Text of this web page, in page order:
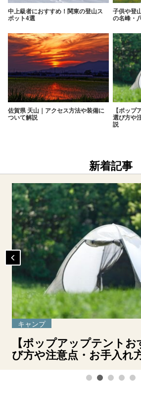
中上級者におすすめ！関東の登山ス
ポット4選
子供や登
の名峰・
佐賀県 天山｜アクセス方法や装備に
ついて解説
【ポップ
選び方や
説
新着記事
キャンプ
【ポップアップテント
び方や注意点・お手入れ